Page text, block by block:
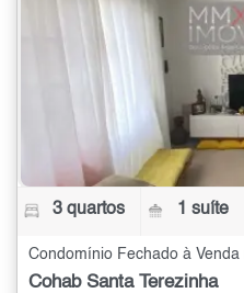
3 quartos 1 suíte
Cohab Santa Terezinha